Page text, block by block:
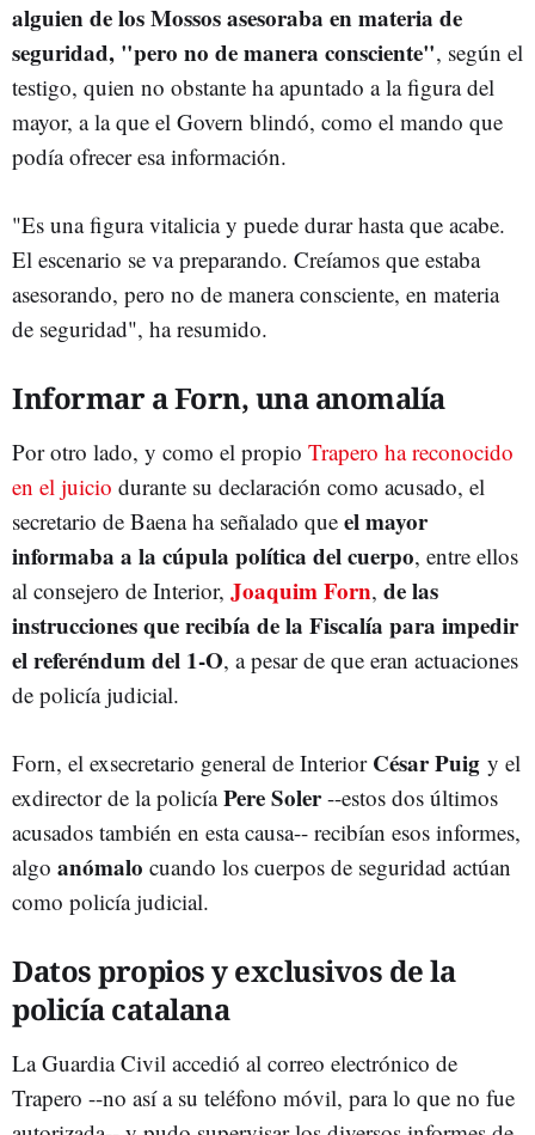
alguien de los Mossos asesoraba en materia de
seguridad, "pero no de manera consciente", según el
testigo, quien no obstante ha apuntado a la figura del
mayor, a la que el Govern blindó, como el mando que
podía ofrecer esa información.
"Es una figura vitalicia y puede durar hasta que acabe.
El escenario se va preparando. Creíamos que estaba
asesorando, pero no de manera consciente, en materia
de seguridad", ha resumido.
Informar a Forn, una anomalía
Por otro lado, y como el propio Trapero ha reconocido
en el juicio durante su declaración como acusado, el
secretario de Baena ha señalado que el mayor
informaba a la cúpula política del cuerpo, entre ellos
al consejero de Interior, Joaquim Forn, de las
instrucciones que recibía de la Fiscalía para impedir
el referéndum del 1-O, a pesar de que eran actuaciones
de policía judicial.
Forn, el exsecretario general de Interior César Puig y el
exdirector de la policíaPere Soler--estos dos últimos
acusados también en esta causa-- recibían esos informes,
algo anómalo cuando los cuerpos de seguridad actúan
como policía judicial.
Datos propios y exclusivos de la
policía catalana
La Guardia Civil accedió al correo electrónico de
Trapero --no así a su teléfono móvil, para lo que no fue